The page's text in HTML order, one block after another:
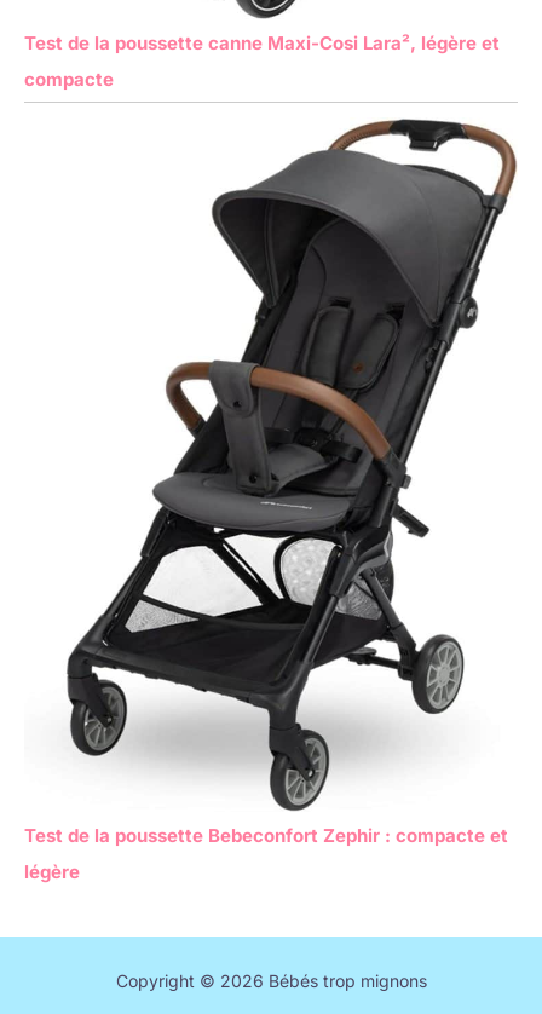
Test de la poussette canne Maxi-Cosi Lara², légère et
compacte
Test de la poussette Bebeconfort Zephir : compacte et
légère
Copyright © 2026 Bébés trop mignons